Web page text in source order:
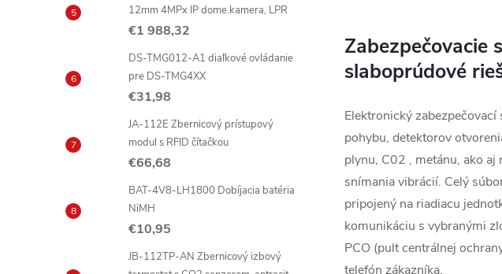
12mm 4MPx IP dome.kamera, LPR
€1 988,32
DS-TMG012-A1 diaľkové ovládanie
pre DS-TMG4XX
€31,98
JA-112E Zbernicový prístupový
modul s RFID čítačkou
€66,68
BAT-4V8-LH1800 Dobíjacia batéria
NiMH
€10,95
JB-112TP-AN Zbernicový izbový
Zabezpečovacie
slaboprúdové
Elektronický
pohybu, detektorov
plynu, C02 , metánu, ako aj
snímania vibrácií. Celý
pripojený na riadiacu
komunikáciu s vybranými
PCO (pult centrálnej
telefón zákazníka.